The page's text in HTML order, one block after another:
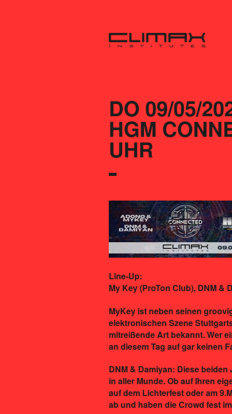
DO 09/05/
HGM
UHR
Line-Up:
My Key (ProTon Club), DNM &
MyKey ist neben seinen
elektronischen Szene
mitreißende Art bekannt. Wer
an diesem Tag auf gar keinen
DNM & Damiyan: Diese
in aller Munde. Ob auf Ihren
auf dem Lichterfest oder am
ab und haben die Crowd fest